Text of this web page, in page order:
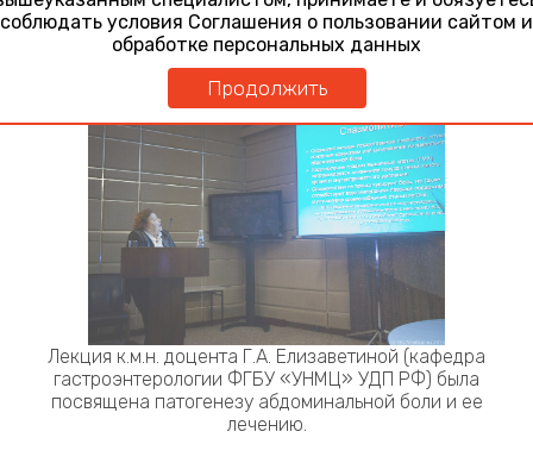
Лекция к.м.н. доцента Г.А. Елизаветиной (кафедра
гастроэнтерологии ФГБУ «УНМЦ» УДП РФ) была
посвящена патогенезу абдоминальной боли и ее
лечению.
соблюдать условия Соглашения о пользовании сайтом и
обработке персональных данных
Продолжить